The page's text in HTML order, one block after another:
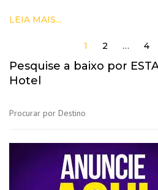
LEIA MAIS...
por
posts
1 2 … 4
Pesquise a baixo por
Hotel